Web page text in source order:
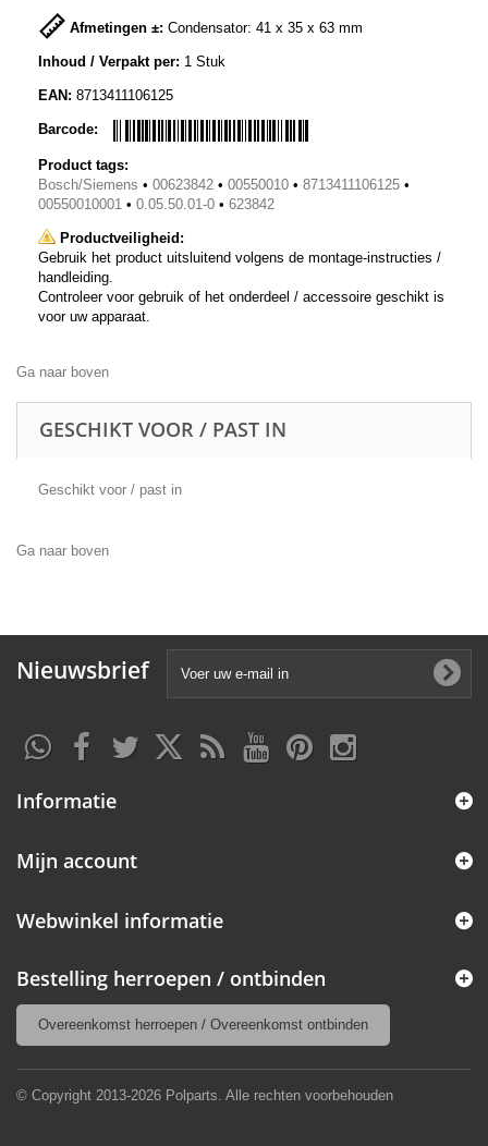
Afmetingen ±: Condensator: 41 x 35 x 63 mm
Inhoud / Verpakt per: 1 Stuk
EAN: 8713411106125
Barcode:
Product tags:
Bosch/Siemens • 00623842 • 00550010 • 8713411106125 •
00550010001 • 0.05.50.01-0 • 623842
Productveiligheid:
Gebruik het product uitsluitend volgens de montage-instructies /
handleiding.
Controleer voor gebruik of het onderdeel / accessoire geschikt is
voor uw apparaat.
Ga naar boven
GESCHIKT VOOR / PAST IN
Geschikt voor / past in
Ga naar boven
Nieuwsbrief
Informatie
© Copyright 2013-2026 Polparts. Alle rechten voorbehouden
Mijn account
Webwinkel informatie
Bestelling herroepen / ontbinden
Overeenkomst herroepen / Overeenkomst ontbinden